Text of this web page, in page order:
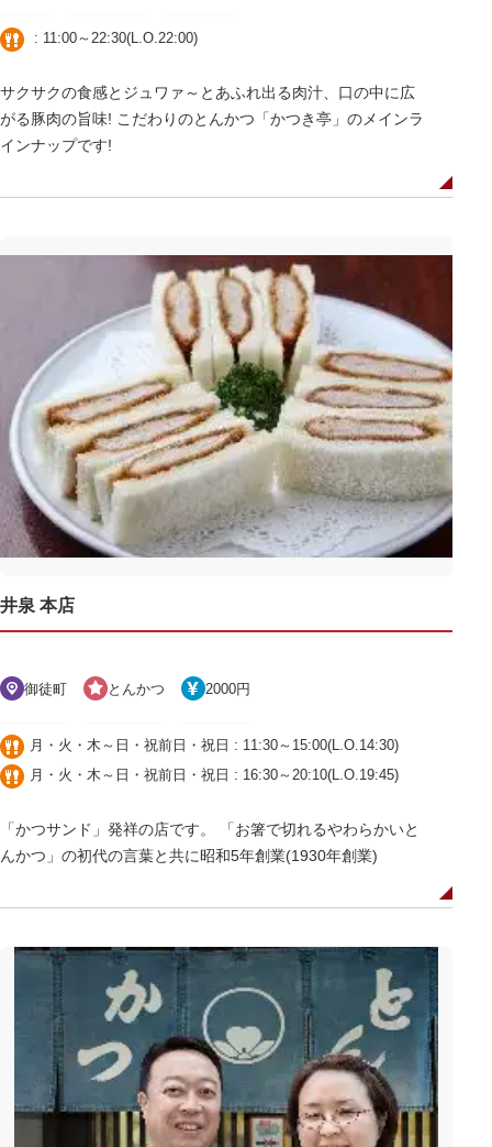
: 11:00～22:30(L.O.22:00)
サクサクの食感とジュワァ～とあふれ出る肉汁、口の中に広
がる豚肉の旨味! こだわりのとんかつ「かつき亭」のメインラ
インナップです!
井泉 本店
御徒町 とんかつ 2000円
月・火・木～日・祝前日・祝日 : 11:30～15:00(L.O.14:30)
月・火・木～日・祝前日・祝日 : 16:30～20:10(L.O.19:45)
「かつサンド」発祥の店です。 「お箸で切れるやわらかいと
んかつ」の初代の言葉と共に昭和5年創業(1930年創業)